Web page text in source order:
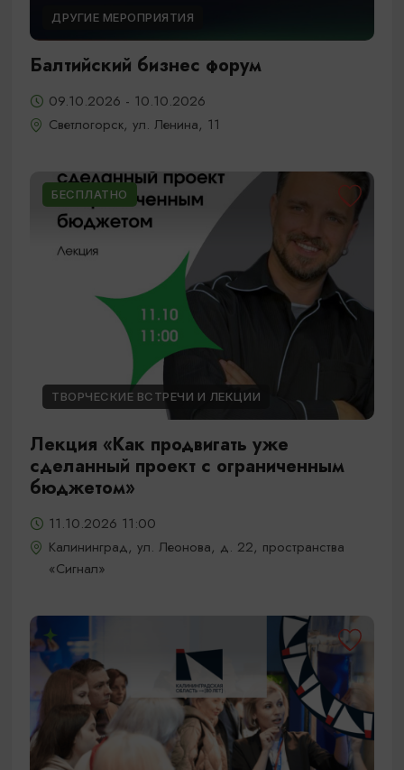
ДРУГИЕ МЕРОПРИЯТИЯ
Балтийский бизнес форум
09.10.2026 - 10.10.2026
Светлогорск, ул. Ленина, 11
БЕСПЛАТНО
ТВОРЧЕСКИЕ ВСТРЕЧИ И ЛЕКЦИИ
Лекция «Как продвигать уже
сделанный проект с ограниченным
бюджетом»
11.10.2026 11:00
Калининград, ул. Леонова, д. 22, пространства
«Сигнал»